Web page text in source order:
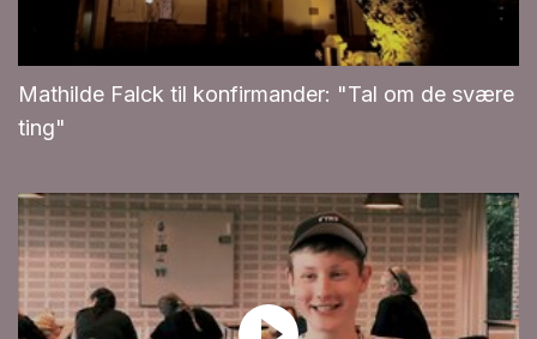
Mathilde Falck til konfirmander: "Tal om de svære
ting"